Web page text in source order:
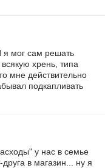
я мог сам решать
хрень, типа
мне действительно
подкапливать
у нас в семье
в магазин... ну я